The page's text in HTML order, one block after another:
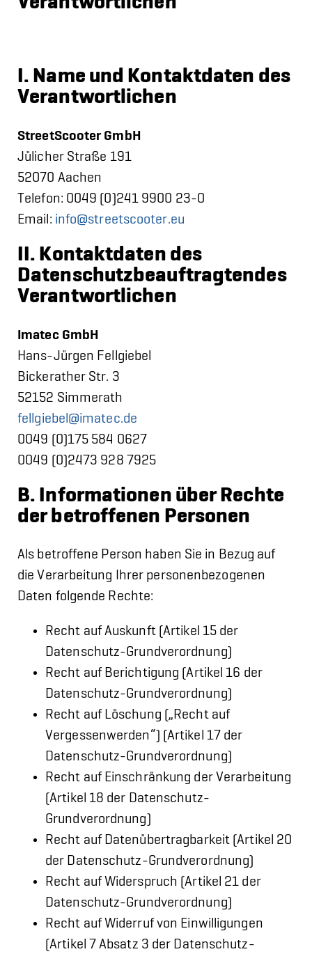
I. Name und Kontaktdaten des
Verantwortlichen
StreetScooter GmbH
Jülicher Straße 191
52070 Aachen
Telefon: 0049 (0)241 9900 23-0
Email: info@streetscooter.eu
II. Kontaktdaten des
Datenschutzbeauftragtendes
Verantwortlichen
Imatec GmbH
Hans-Jürgen Fellgiebel
Bickerather Str. 3
52152 Simmerath
fellgiebel@imatec.de
0049 (0)175 584 0627
0049 (0)2473 928 7925
B. Informationen über Rechte
der betroffenen Personen
Als betroffene Person haben Sie in Bezug auf
die Verarbeitung Ihrer personenbezogenen
Daten folgende Rechte:
Recht auf Auskunft (Artikel 15 der
Datenschutz-Grundverordnung)
Recht auf Berichtigung (Artikel 16 der
Datenschutz-Grundverordnung)
Recht auf Löschung („Recht auf
Vergessenwerden“) (Artikel 17 der
Datenschutz-Grundverordnung)
Recht auf Einschränkung der Verarbeitung
(Artikel 18 der Datenschutz-
Grundverordnung)
Recht auf Datenübertragbarkeit (Artikel 20
der Datenschutz-Grundverordnung)
Recht auf Widerspruch (Artikel 21 der
Datenschutz-Grundverordnung)
Recht auf Widerruf von Einwilligungen
(Artikel 7 Absatz 3 der Datenschutz-